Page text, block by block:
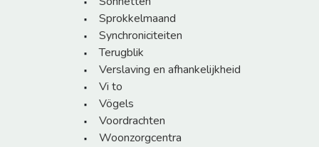
Sprokkelmaand
Synchroniciteiten
Terugblik
Verslaving en afhankelijkheid
Vi to
Vögels
Voordrachten
Woonzorgcentra